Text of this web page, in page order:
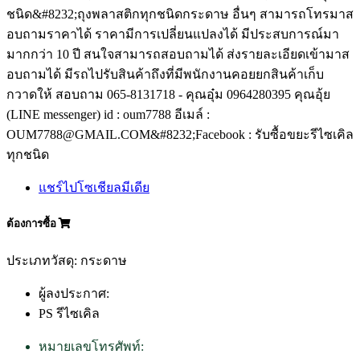
ชนิด&#8232;ถุงพลาสติกทุกชนิดกระดาษ อื่นๆ สามารถโทรมาส
อบถามราคาได้ ราคามีการเปลี่ยนแปลงได้ มีประสบการณ์มา
มากกว่า 10 ปี สนใจสามารถสอบถามได้ ส่งรายละเอียดเข้ามาส
อบถามได้ มีรถไปรับสินค้าถึงที่มีพนักงานคอยยกสินค้าเก็บ
กวาดให้ สอบถาม 065-8131718 - คุณอุ๋ม 0964280395 คุณอุ้ย
(LINE messenger) id : oum7788 อีเมล์ :
OUM7788@GMAIL.COM&#8232;Facebook : รับซื้อขยะรีไซเคิล
ทุกชนิด
แชร์ไปโซเชียลมีเดีย
ต้องการซื้อ
ประเภทวัสดุ: กระดาษ
ผู้ลงประกาศ:
PS รีไซเคิล
หมายเลขโทรศัพท์: